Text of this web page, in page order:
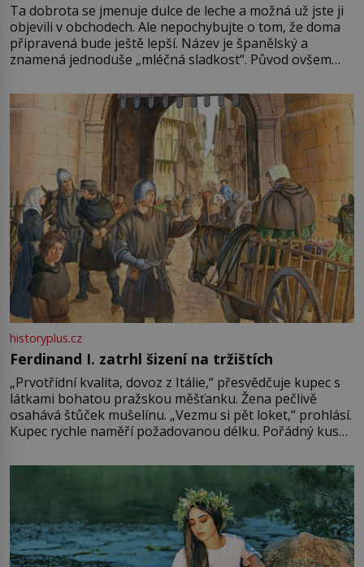
Ta dobrota se jmenuje dulce de leche a možná už jste ji
objevili v obchodech. Ale nepochybujte o tom, že doma
připravená bude ještě lepší. Název je španělský a
znamená jednoduše „mléčná sladkost“. Původ ovšem
pře hned několik latinskoamerických zemí a k tomu
Francie, kde se traduje,
historyplus.cz
Ferdinand I. zatrhl šizení na tržištích
„Prvotřídní kvalita, dovoz z Itálie,“ přesvědčuje kupec s
látkami bohatou pražskou měšťanku. Žena pečlivě
osahává štůček mušelínu. „Vezmu si pět loket,“ prohlásí.
Kupec rychle naměří požadovanou délku. Pořádný kus
milostpaní. Stačí jenom na sukni,“ zhodnotí švadlena
množství růžového mušelínu. „Ošidili vás, podívejte.“